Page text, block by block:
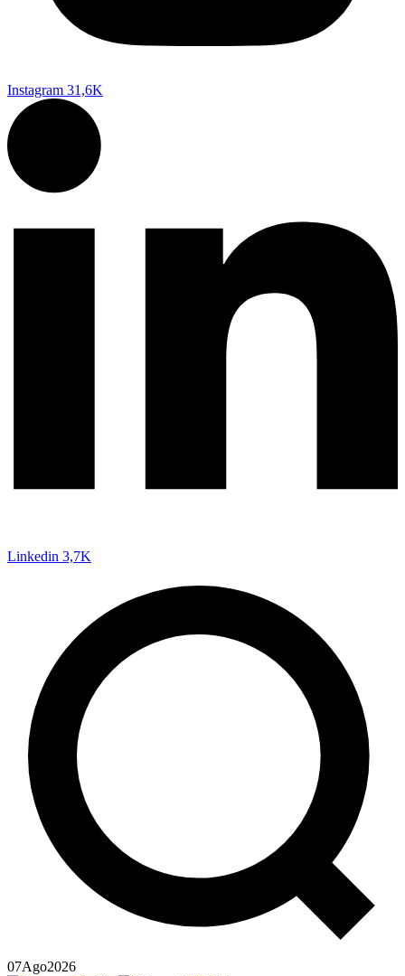
Instagram 31,6K
Linkedin 3,7K
07Ago2026